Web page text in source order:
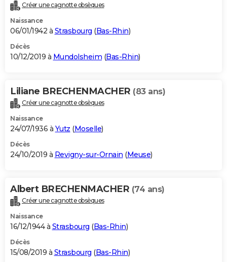
Créer une cagnotte obsèques
Naissance
06/01/1942 à Strasbourg (Bas-Rhin)
Décès
10/12/2019 à Mundolsheim (Bas-Rhin)
Liliane BRECHENMACHER (83 ans)
Créer une cagnotte obsèques
Naissance
24/07/1936 à Yutz (Moselle)
Décès
24/10/2019 à Revigny-sur-Ornain (Meuse)
Albert BRECHENMACHER (74 ans)
Créer une cagnotte obsèques
Naissance
16/12/1944 à Strasbourg (Bas-Rhin)
Décès
15/08/2019 à Strasbourg (Bas-Rhin)